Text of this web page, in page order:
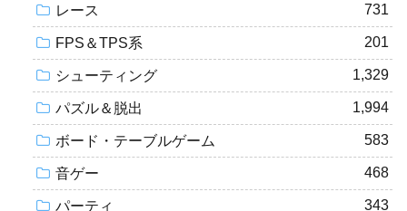
レース 731
FPS＆TPS系 201
シューティング 1,329
パズル＆脱出 1,994
ボード・テーブルゲーム 583
音ゲー 468
パーティ 343